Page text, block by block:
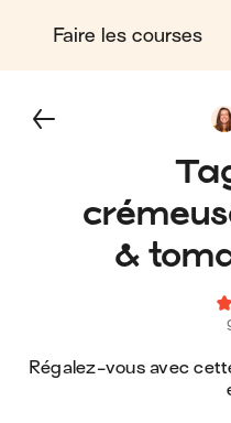
Faire les courses
&
Régalez-vous avec